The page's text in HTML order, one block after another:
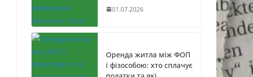
01.07.2026
Оренда житла між ФОП
і фізособою: хто сплачує